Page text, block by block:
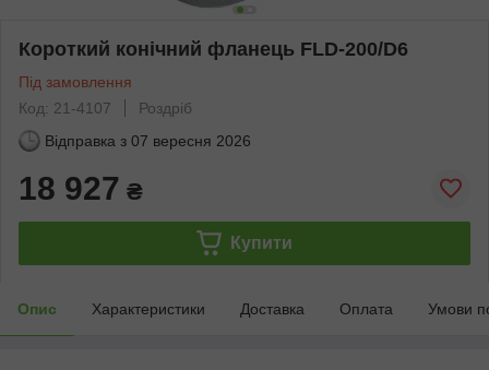
Короткий конічний фланець FLD-200/D6
Під замовлення
Код: 21-4107
Роздріб
Відправка з 07 вересня 2026
18 927 ₴
Купити
Опис Характеристики Доставка Оплата Умови